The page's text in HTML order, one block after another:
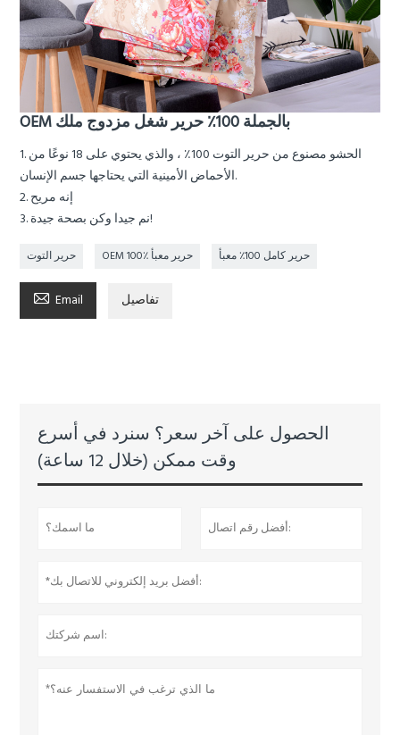
OEM بالجملة 100٪ حرير شغل مزدوج ملك
1. الحشو مصنوع من حرير التوت 100٪ ، والذي يحتوي على 18 نوعًا من
الأحماض الأمينية التي يحتاجها جسم الإنسان.
2. إنه مريح
3. نم جيدا وكن بصحة جيدة!
حرير التوت OEM 100٪ حرير معبأ حرير كامل 100٪ معبأ
 Email تفاصيل
الحصول على آخر سعر؟ سنرد في أسرع
وقت ممكن (خلال 12 ساعة)